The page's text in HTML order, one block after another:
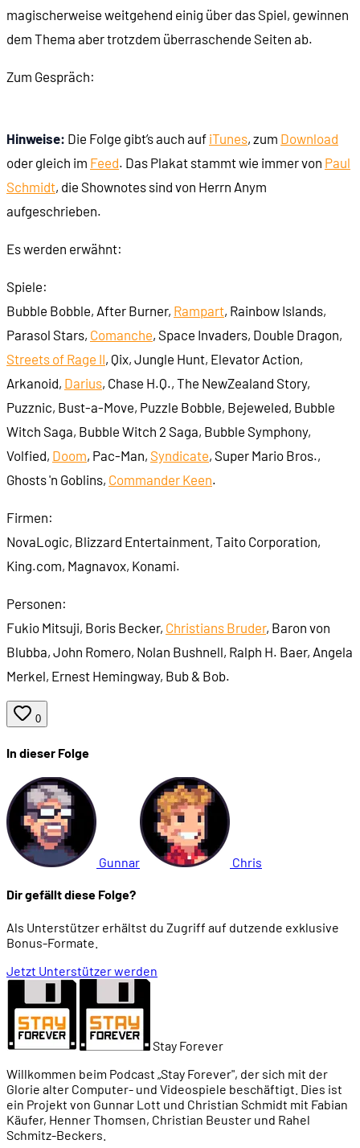
magischerweise weitgehend einig über das Spiel, gewinnen
dem Thema aber trotzdem überraschende Seiten ab.
Zum Gespräch:
Hinweise: Die Folge gibt’s auch auf iTunes, zum Download
oder gleich im Feed. Das Plakat stammt wie immer von Paul
Schmidt, die Shownotes sind von Herrn Anym
aufgeschrieben.
Es werden erwähnt:
Spiele:
Bubble Bobble, After Burner, Rampart, Rainbow Islands,
Parasol Stars, Comanche, Space Invaders, Double Dragon,
Streets of Rage II, Qix, Jungle Hunt, Elevator Action,
Arkanoid, Darius, Chase H.Q., The NewZealand Story,
Puzznic, Bust-a-Move, Puzzle Bobble, Bejeweled, Bubble
Witch Saga, Bubble Witch 2 Saga, Bubble Symphony,
Volfied, Doom, Pac-Man, Syndicate, Super Mario Bros.,
Ghosts 'n Goblins, Commander Keen.
Firmen:
NovaLogic, Blizzard Entertainment, Taito Corporation,
King.com, Magnavox, Konami.
Personen:
Fukio Mitsuji, Boris Becker, Christians Bruder, Baron von
Blubba, John Romero, Nolan Bushnell, Ralph H. Baer, Angela
Merkel, Ernest Hemingway, Bub & Bob.
0
In dieser Folge
Gunnar Chris
Dir gefällt diese Folge?
Als Unterstützer erhältst du Zugriff auf dutzende exklusive
Bonus-Formate.
Jetzt Unterstützer werden
Stay Forever
Willkommen beim Podcast „Stay Forever", der sich mit der
Glorie alter Computer- und Videospiele beschäftigt. Dies ist
ein Projekt von Gunnar Lott und Christian Schmidt mit Fabian
Käufer, Henner Thomsen, Christian Beuster und Rahel
Schmitz-Beckers.